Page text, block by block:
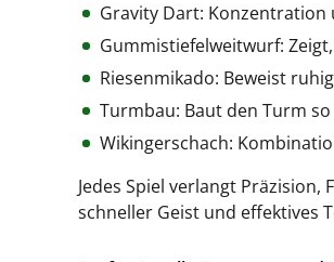
Gravity Dart: Konzentration
Gummistiefelweitwurf:
Riesenmikado: Beweist
Turmbau: Baut den Turm
Wikingerschach:
Jedes Spiel verlangt
schneller Geist und effektives